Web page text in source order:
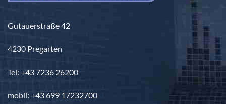
Gutauerstraße 42
4230 Pregarten
Tel: +43 7236 26200
mobil: +43 699 17232700